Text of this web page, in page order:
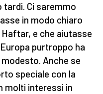
Ci saremmo
in modo chiaro
e che aiutasse
purtroppo ha
Anche se
speciale con la
molti interessi in